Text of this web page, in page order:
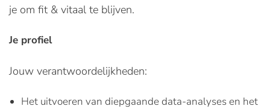
je om fit & vitaal te blijven.
Je profiel
Jouw verantwoordelijkheden:
Het uitvoeren van diepgaande data-analyses en het